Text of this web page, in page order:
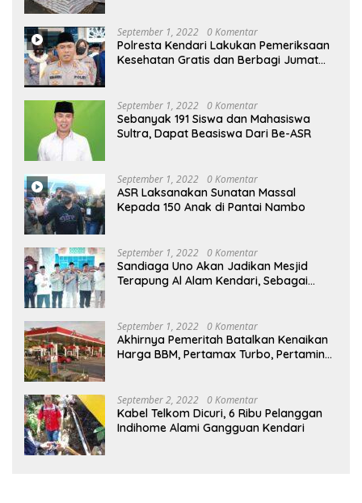
September 1, 2022 0 Komentar
Polresta Kendari Lakukan Pemeriksaan
Kesehatan Gratis dan Berbagi Jumat
September 1, 2022 0 Komentar
Sebanyak 191 Siswa dan Mahasiswa
Sultra, Dapat Beasiswa Dari Be-ASR
September 1, 2022 0 Komentar
ASR Laksanakan Sunatan Massal
Kepada 150 Anak di Pantai Nambo
September 1, 2022 0 Komentar
Sandiaga Uno Akan Jadikan Mesjid
Terapung Al Alam Kendari, Sebagai
September 1, 2022 0 Komentar
Akhirnya Pemeritah Batalkan Kenaikan
Harga BBM, Pertamax Turbo, Pertamina
September 2, 2022 0 Komentar
Kabel Telkom Dicuri, 6 Ribu Pelanggan
Indihome Alami Gangguan Kendari